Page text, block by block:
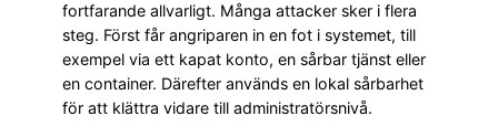
fortfarande allvarligt. Många attacker sker i flera
steg. Först får angriparen in en fot i systemet, till
exempel via ett kapat konto, en sårbar tjänst eller
en container. Därefter används en lokal sårbarhet
för att klättra vidare till administratörsnivå.